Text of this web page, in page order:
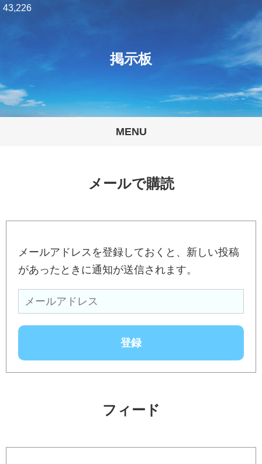
掲示板
MENU
43,226
メールで購読
メールアドレスを登録しておくと、新しい投稿
があったときに通知が送信されます。
フィード